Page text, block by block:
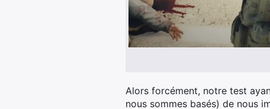
Alors forcément, notre test
nous sommes basés) de nous